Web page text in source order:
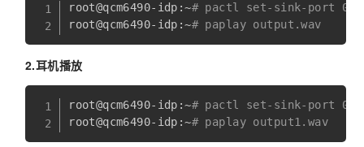
root@qcm6490-idp:~# pactl set-sink-port 0
root@qcm6490-idp:~# paplay output.wav
2.耳机播放
root@qcm6490-idp:~# pactl set-sink-port 0
root@qcm6490-idp:~# paplay output1.wav